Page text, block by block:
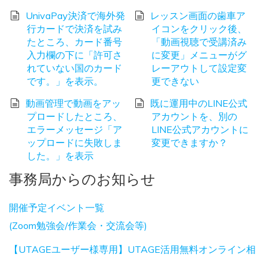
UnivaPay決済で海外発
行カードで決済を試み
たところ、カード番号
入力欄の下に「許可さ
れていない国のカード
です。」を表示。
レッスン画面の歯車ア
イコンをクリック後、
「動画視聴で受講済み
に変更」メニューがグ
レーアウトして設定変
更できない
動画管理で動画をアッ
プロードしたところ、
エラーメッセージ「ア
ップロードに失敗しま
した。」を表示
既に運用中のLINE公式
アカウントを、別の
LINE公式アカウントに
変更できますか？
事務局からのお知らせ
開催予定イベント一覧
(Zoom勉強会/作業会・交流会等)
【UTAGEユーザー様専用】UTAGE活用無料オンライン相